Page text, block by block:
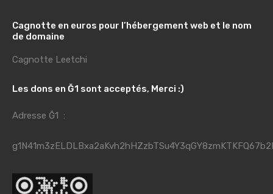
Cagnotte en euros pour l’hébergement web et le nom
de domaine
Cagnotte Leetchi
Les dons en Ğ1 sont acceptés, Merci :)
Adresse Ğ1 :